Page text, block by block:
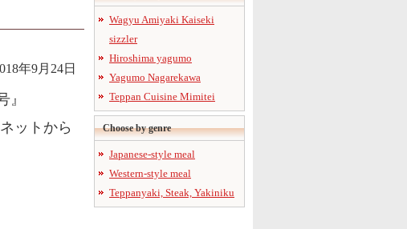
年9月24日
』
ットから
Wagyu Amiyaki Kaiseki
sizzler
Hiroshima yagumo
Yagumo Nagarekawa
Teppan Cuisine Mimitei
Choose by genre
Japanese-style meal
Western-style meal
Teppanyaki, Steak, Yakiniku